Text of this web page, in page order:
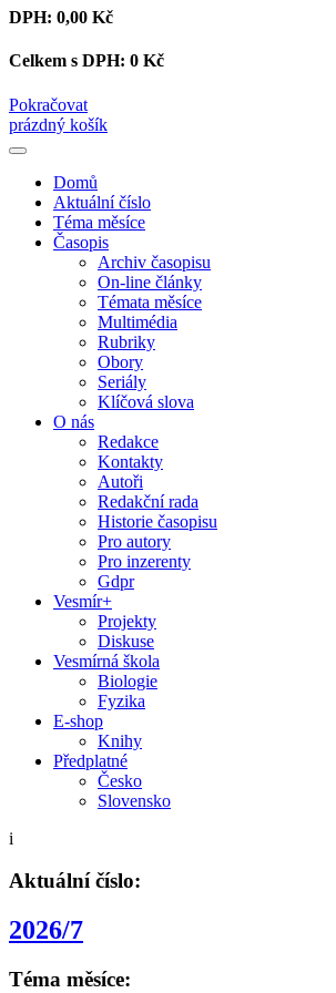
DPH: 0,00 Kč
Celkem s DPH: 0 Kč
Pokračovat
prázdný košík
Domů
Aktuální číslo
Téma měsíce
Časopis
Archiv časopisu
On-line články
Témata měsíce
Multimédia
Rubriky
Obory
Seriály
Klíčová slova
O nás
Redakce
Kontakty
Autoři
Redakční rada
Historie časopisu
Pro autory
Pro inzerenty
Gdpr
Vesmír+
Projekty
Diskuse
Vesmírná škola
Biologie
Fyzika
E-shop
Knihy
Předplatné
Česko
Slovensko
i
Aktuální číslo:
2026/7
Téma měsíce: